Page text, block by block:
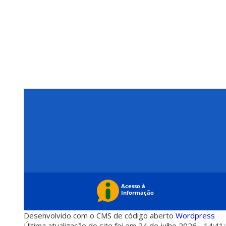
Desenvolvido com o CMS de código aberto Wordpress